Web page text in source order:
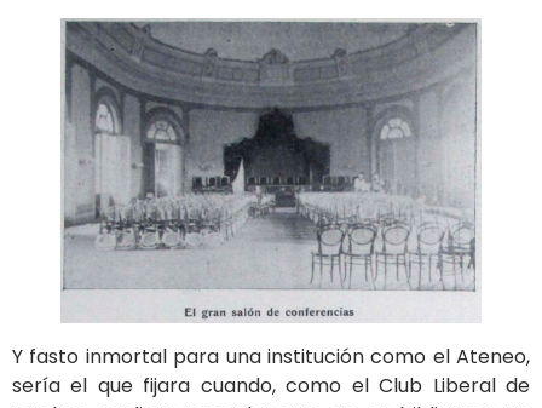
Y fasto inmortal para una institución como el Ateneo,
sería el que fijara cuando, como el Club Liberal de